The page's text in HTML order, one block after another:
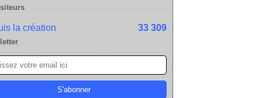
la création 33 309